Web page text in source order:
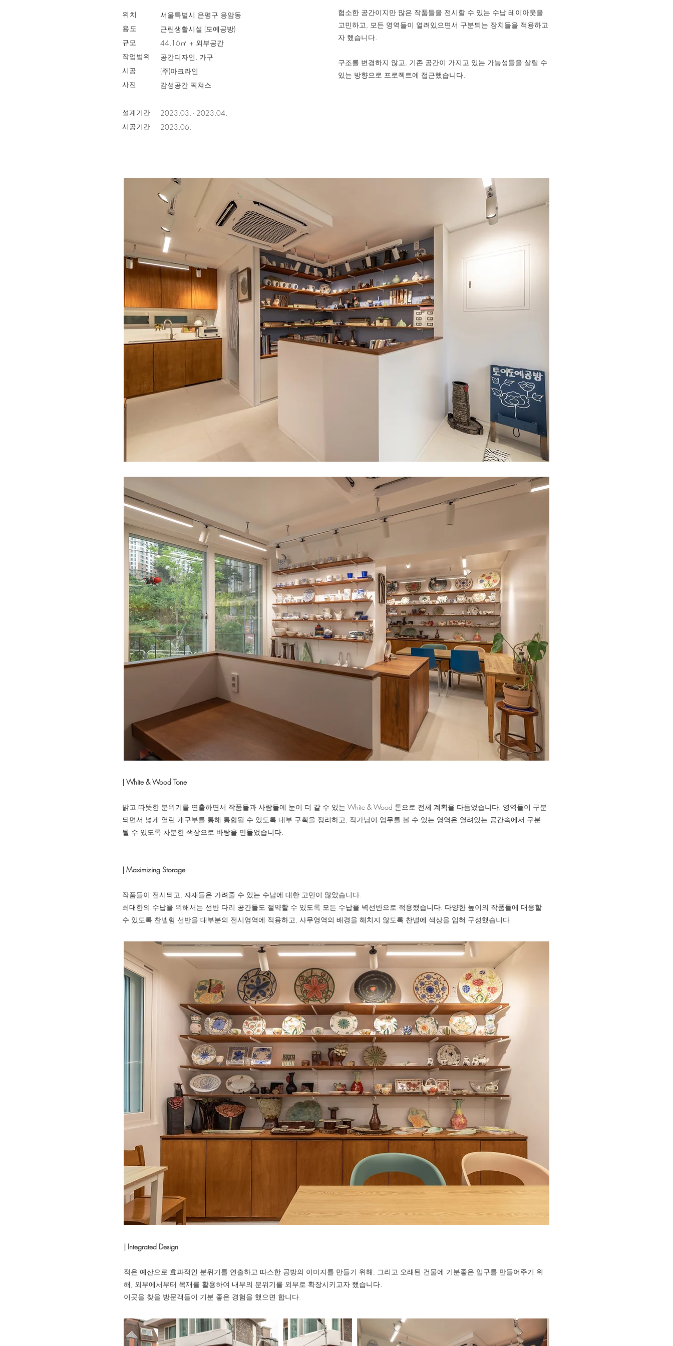
위치
용도
규모
작업범위
시공
​사진
설계기간
​시공기간
​서울특별시 은평구 응암동
근린생활시설 (도예공방)
44.16㎡ + 외부공간
공간디자인, 가구
(주)아크라인
​감성공간 픽쳐스
​2023.03. - 2023.04.
2023.06.
협소한 공간이지만 많은 작품들을 전시할 수 있는 수납 레이아웃을
고민하고, 모든 영역들이 열려있으면서 구분되는 장치들을 적용하고
자 했습니다.
구조를 변경하지 않고, 기존 공간이 가지고 있는 가능성들을 살릴 수
있는 방향으로 프로젝트에 접근했습니다.
| White & Wood Tone
밝고 따뜻한 분위기를 연출하면서 작품들과 사람들에 눈이 더 갈 수 있는 White & Wood 톤으로 전체 계획을 다듬었습니다. 영역들이 구분
되면서 넓게 열린 개구부를 통해 통합될 수 있도록 내부 구획을 정리하고, 작가님이 업무를 볼 수 있는 영역은 열려있는 공간속에서 구분
될 수 있도록 차분한 색상으로 바탕을 만들었습니다.
| Maximizing Storage
작품들이 전시되고, 자재들은 가려줄 수 있는 ​수납에 대한 고민이 많았습니다.
최대한의 수납을 위해서는 선반 다리 공간들도 절약할 수 있도록 모든 수납을 벽선반으로 적용했습니다. 다양한 높이의 작품들에 대응할
수 있도록 찬넬형 선반을 대부분의 전시영역에 적용하고, 사무영역의 배경을 해치지 않도록 찬넬에 색상을 입혀 구성했습니다.
| Integrated Design
적은 예산으로 효과적인 분위기를 연출하고 따스한 공방의 이미지를 만들기 위해,​ 그리고 오래된 건물에 기분좋은 입구를 만들어주기 위
해, 외부에서부터 목재를 활용하여 내부의 분위기를 외부로 확장시키고자 했습니다.
이곳을 찾을 방문객들이 기분 좋은 경험을 했으면 합니다.